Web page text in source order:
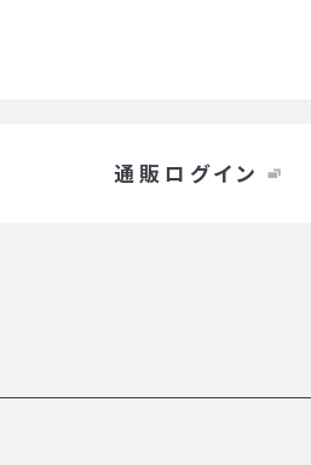
通販ログイン